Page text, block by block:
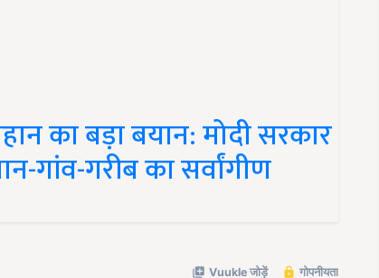
का बड़ा बयान: मोदी सरकार
गांव-गरीब का सर्वांगीण